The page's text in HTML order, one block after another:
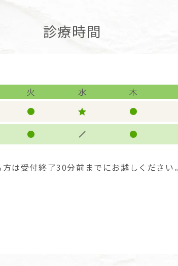
診療時間
火 水 木
は受付終了30分前までにお越しください。